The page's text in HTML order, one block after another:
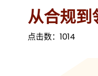
从合规到
点击数： 1014